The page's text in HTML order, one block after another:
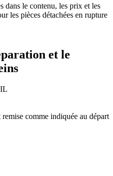
dans le contenu, les prix et les
les pièces détachées en rupture
et le
comme indiquée au départ